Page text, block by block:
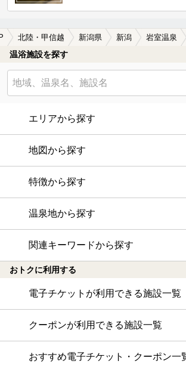
北陸・甲信越 新潟県 新潟 岩室温泉
温浴施設を探す
エリアから探す
地図から探す
特徴から探す
温泉地から探す
関連キーワードから探す
おトクに利用する
電子チケットが利用できる施設一覧
クーポンが利用できる施設一覧
おすすめ電子チケット・クーポン一